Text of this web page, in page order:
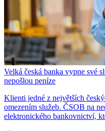
Velká česká banka vypne své
nepošlou peníze
Klienti jedné z největších
omezením služeb. ČSOB na
elektronického bankovnictví,